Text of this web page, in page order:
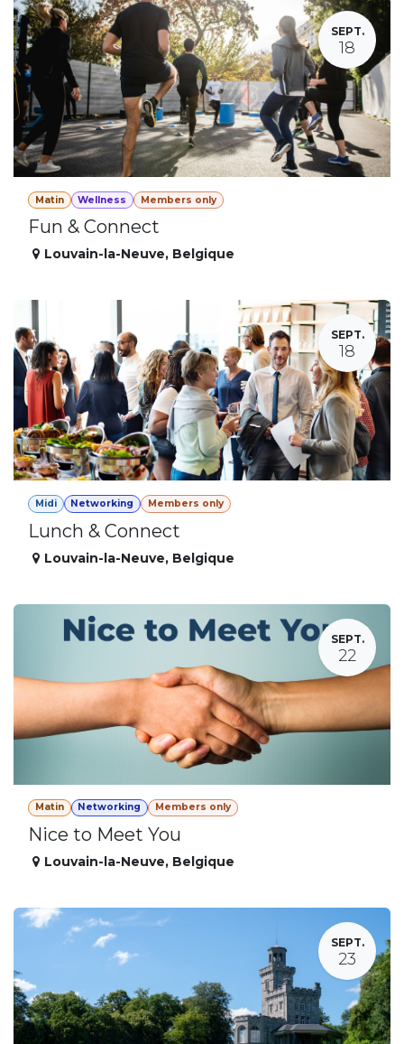
SEPT.
18
Matin Wellness Members only
Fun & Connect
Louvain-la-Neuve, Belgique
SEPT.
18
Midi Networking Members only
Lunch & Connect
Louvain-la-Neuve, Belgique
SEPT.
22
Matin Networking Members only
Nice to Meet You
Louvain-la-Neuve, Belgique
SEPT.
23